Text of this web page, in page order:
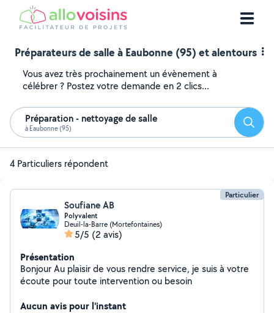
Préparateurs de salle à Eaubonne (95) et alentours
Vous avez très prochainement un évènement à
célébrer ? Postez votre demande en 2 clics...
Préparation - nettoyage de salle
à Eaubonne (95)
4 Particuliers répondent
Particulier
Soufiane AB
Polyvalent
Deuil-la-Barre (Mortefontaines)
5/5 (2 avis)
Présentation
Bonjour Au plaisir de vous rendre service, je suis à votre
écoute pour toute intervention ou besoin
Aucun avis pour l'instant